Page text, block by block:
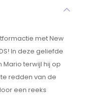
met New
In deze geliefde
terwijl hij op
redden van de
een reeks